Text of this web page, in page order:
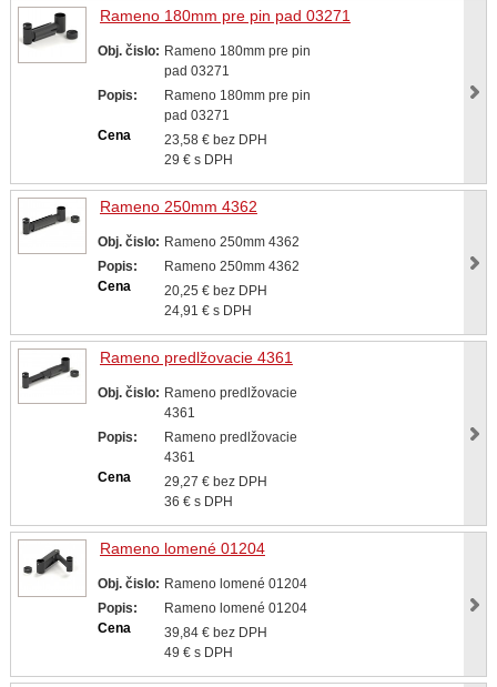
Rameno 180mm pre pin pad 03271
Obj. čislo: Rameno 180mm pre pin
pad 03271
Popis:
Rameno 180mm pre pin
pad 03271
Cena
23,58 € bez DPH
29 € s DPH
Rameno 250mm 4362
Obj. čislo: Rameno 250mm 4362
Popis:
Rameno 250mm 4362
Cena
20,25 € bez DPH
24,91 € s DPH
Rameno predlžovacie 4361
Obj. čislo: Rameno predlžovacie
4361
Popis:
Rameno predlžovacie
4361
Cena
29,27 € bez DPH
36 € s DPH
Rameno lomené 01204
Obj. čislo: Rameno lomené 01204
Popis:
Rameno lomené 01204
Cena
39,84 € bez DPH
49 € s DPH